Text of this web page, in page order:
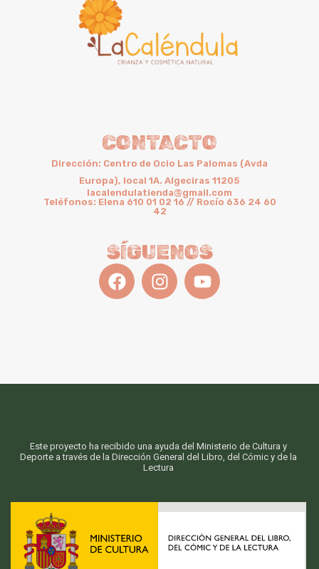
CONTACTO
Dirección: Centro de Ocio Las Palomas (Avda
Europa), local 1A. Algeciras 11205
lacalendulatienda@gmail.com
Teléfonos: Elena 610 01 02 16 // Rocío 636 24 60
42
SÍGUENOS
Este proyecto ha recibido una ayuda del Ministerio de Cultura y
Deporte a través de la Dirección General del Libro, del Cómic y de la
Lectura